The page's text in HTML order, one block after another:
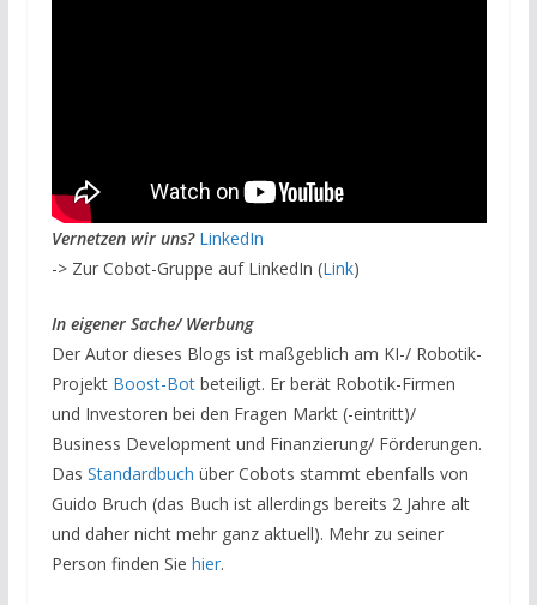
Vernetzen wir uns? LinkedIn
-> Zur Cobot-Gruppe auf LinkedIn (Link)
In eigener Sache/ Werbung
Der Autor dieses Blogs ist maßgeblich am KI-/ Robotik-
Projekt Boost-Botbeteiligt. Er berät Robotik-Firmen
und Investoren bei den Fragen Markt (-eintritt)/
Business Development und Finanzierung/ Förderungen.
Das Standardbuch über Cobots stammt ebenfalls von
Guido Bruch (das Buch ist allerdings bereits 2 Jahre alt
und daher nicht mehr ganz aktuell). Mehr zu seiner
Person finden Sie hier.